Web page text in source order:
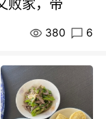
败家，带
380 6